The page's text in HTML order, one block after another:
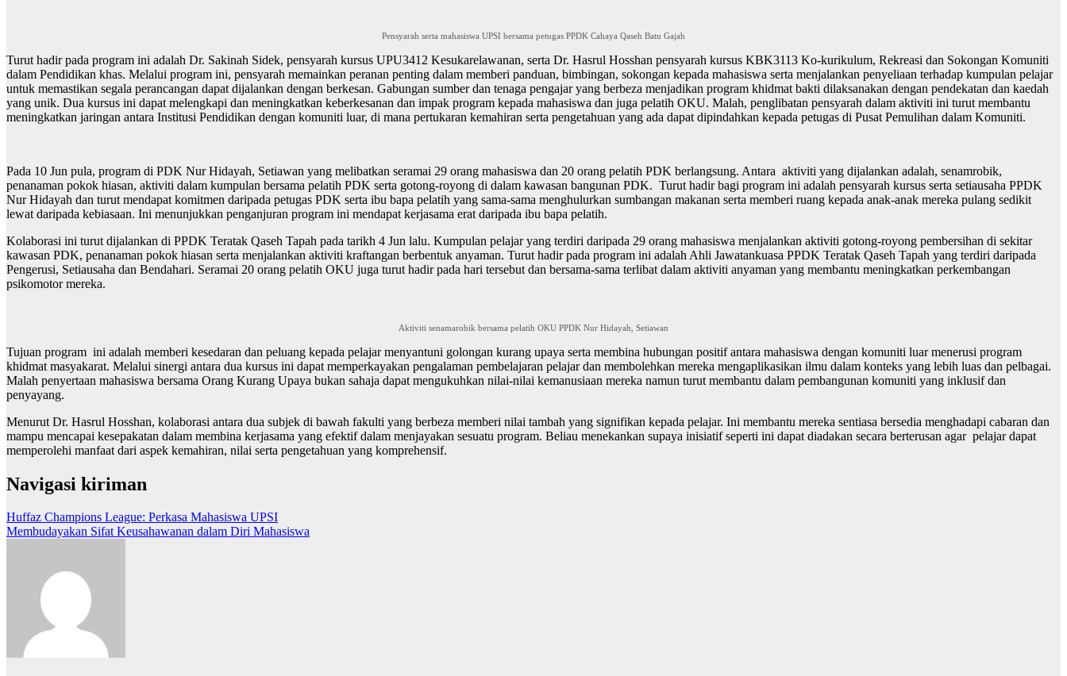
Pensyarah serta mahasiswa UPSI bersama petugas PPDK Cahaya Qaseh Batu Gajah
Turut hadir pada program ini adalah Dr. Sakinah Sidek, pensyarah kursus UPU3412 Kesukarelawanan, serta Dr. Hasrul Hosshan pensyarah kursus KBK3113 Ko-kurikulum, Rekreasi dan Sokongan Komuniti
dalam Pendidikan khas. Melalui program ini, pensyarah memainkan peranan penting dalam memberi panduan, bimbingan, sokongan kepada mahasiswa serta menjalankan penyeliaan terhadap kumpulan pelajar
untuk memastikan segala perancangan dapat dijalankan dengan berkesan. Gabungan sumber dan tenaga pengajar yang berbeza menjadikan program khidmat bakti dilaksanakan dengan pendekatan dan kaedah
yang unik. Dua kursus ini dapat melengkapi dan meningkatkan keberkesanan dan impak program kepada mahasiswa dan juga pelatih OKU. Malah, penglibatan pensyarah dalam aktiviti ini turut membantu
meningkatkan jaringan antara Institusi Pendidikan dengan komuniti luar, di mana pertukaran kemahiran serta pengetahuan yang ada dapat dipindahkan kepada petugas di Pusat Pemulihan dalam Komuniti.
Pada 10 Jun pula, program di PDK Nur Hidayah, Setiawan yang melibatkan seramai 29 orang mahasiswa dan 20 orang pelatih PDK berlangsung. Antara aktiviti yang dijalankan adalah, senamrobik,
penanaman pokok hiasan, aktiviti dalam kumpulan bersama pelatih PDK serta gotong-royong di dalam kawasan bangunan PDK. Turut hadir bagi program ini adalah pensyarah kursus serta setiausaha PPDK
Nur Hidayah dan turut mendapat komitmen daripada petugas PDK serta ibu bapa pelatih yang sama-sama menghulurkan sumbangan makanan serta memberi ruang kepada anak-anak mereka pulang sedikit
lewat daripada kebiasaan. Ini menunjukkan penganjuran program ini mendapat kerjasama erat daripada ibu bapa pelatih.
Kolaborasi ini turut dijalankan di PPDK Teratak Qaseh Tapah pada tarikh 4 Jun lalu. Kumpulan pelajar yang terdiri daripada 29 orang mahasiswa menjalankan aktiviti gotong-royong pembersihan di sekitar
kawasan PDK, penanaman pokok hiasan serta menjalankan aktiviti kraftangan berbentuk anyaman. Turut hadir pada program ini adalah Ahli Jawatankuasa PPDK Teratak Qaseh Tapah yang terdiri daripada
Pengerusi, Setiausaha dan Bendahari. Seramai 20 orang pelatih OKU juga turut hadir pada hari tersebut dan bersama-sama terlibat dalam aktiviti anyaman yang membantu meningkatkan perkembangan
psikomotor mereka.
Aktiviti senamarobik bersama pelatih OKU PPDK Nur Hidayah, Setiawan
Tujuan program ini adalah memberi kesedaran dan peluang kepada pelajar menyantuni golongan kurang upaya serta membina hubungan positif antara mahasiswa dengan komuniti luar menerusi program
khidmat masyakarat. Melalui sinergi antara dua kursus ini dapat memperkayakan pengalaman pembelajaran pelajar dan membolehkan mereka mengaplikasikan ilmu dalam konteks yang lebih luas dan pelbagai.
Malah penyertaan mahasiswa bersama Orang Kurang Upaya bukan sahaja dapat mengukuhkan nilai-nilai kemanusiaan mereka namun turut membantu dalam pembangunan komuniti yang inklusif dan
penyayang.
Menurut Dr. Hasrul Hosshan, kolaborasi antara dua subjek di bawah fakulti yang berbeza memberi nilai tambah yang signifikan kepada pelajar. Ini membantu mereka sentiasa bersedia menghadapi cabaran dan
mampu mencapai kesepakatan dalam membina kerjasama yang efektif dalam menjayakan sesuatu program. Beliau menekankan supaya inisiatif seperti ini dapat diadakan secara berterusan agar pelajar dapat
memperolehi manfaat dari aspek kemahiran, nilai serta pengetahuan yang komprehensif.
Navigasi kiriman
Huffaz Champions League: Perkasa Mahasiswa UPSI
Membudayakan Sifat Keusahawanan dalam Diri Mahasiswa